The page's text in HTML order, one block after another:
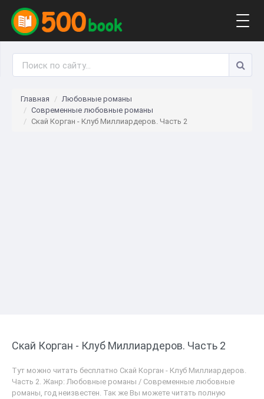
Главная
Любовные романы
Современные любовные романы
Скай Корган - Клуб Миллиардеров. Часть 2
Скай Корган - Клуб Миллиардеров. Часть 2
Тут можно читать бесплатно Скай Корган - Клуб Миллиардеров.
Часть 2. Жанр: Любовные романы / Современные любовные
романы, год неизвестен. Так же Вы можете читать полную